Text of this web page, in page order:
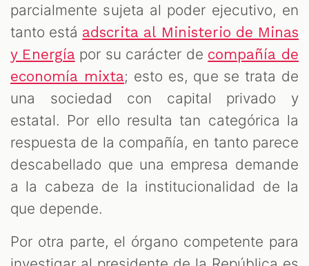
parcialmente sujeta al poder ejecutivo, en
tanto está adscrita al Ministerio de Minas
y Energíapor su carácter de compañía de
economía mixta; esto es, que se trata de
una sociedad con capital privado y
estatal. Por ello resulta tan categórica la
respuesta de la compañía, en tanto parece
descabellado que una empresa demande
a la cabeza de la institucionalidad de la
que depende.
Por otra parte, el órgano competente para